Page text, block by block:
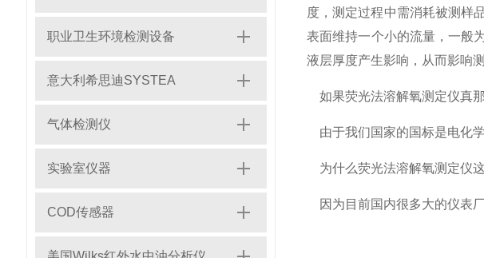
职业卫生环境检测设备
意大利希思迪SYSTEA
气体检测仪
实验室仪器
COD传感器
度，测定过程中需消耗被测样
表面维持一个小的流量，一般
液层厚度产生影响，从而影响测
如果荧光法溶解氧测定仪真
由于我们国家的国标是电化
为什么荧光法溶解氧测定仪
因为目前国内很多大的仪表